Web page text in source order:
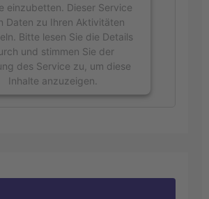
einzubetten. Dieser Service
Daten zu Ihren Aktivitäten
Bitte lesen Sie die Details
und stimmen Sie der
des Service zu, um diese
Inhalte anzuzeigen.
byUsercentrics Consent
Platform